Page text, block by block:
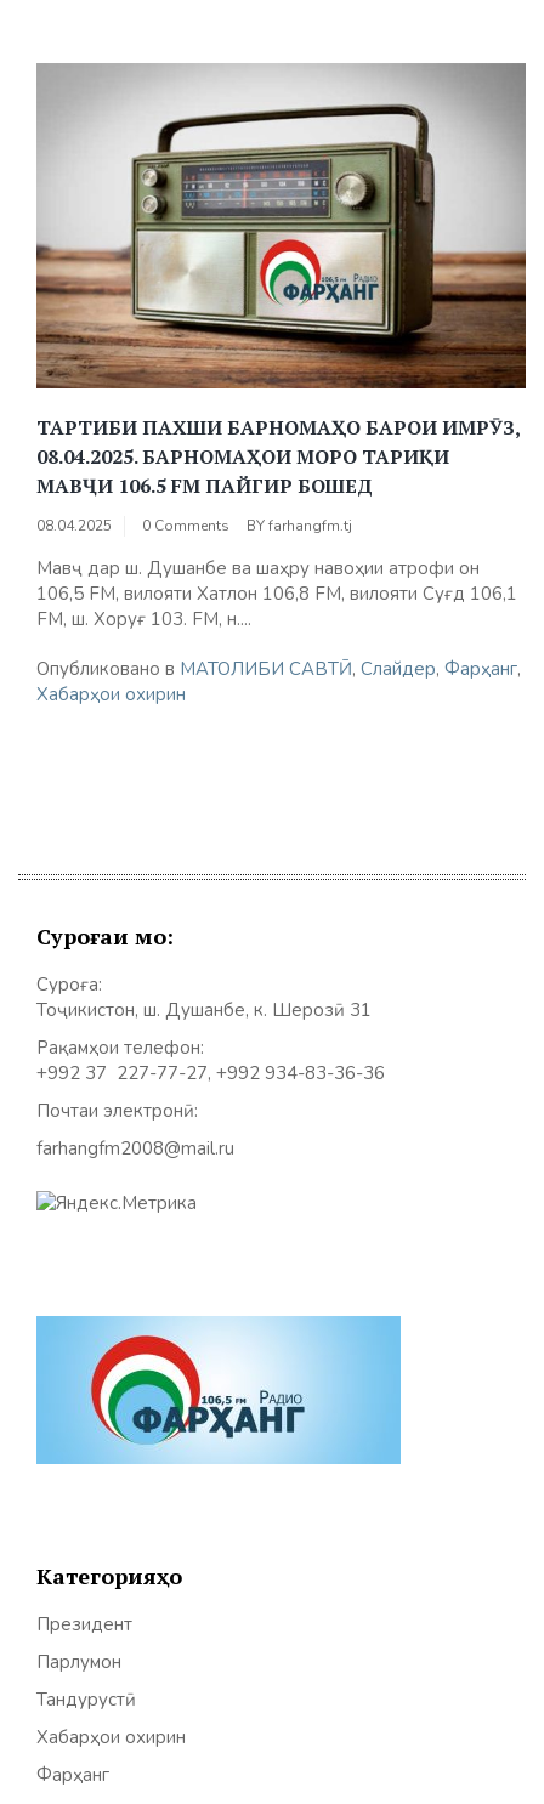
ТАРТИБИ ПАХШИ БАРНОМАҲО БАРОИ ИМРӮЗ,
08.04.2025. БАРНОМАҲОИ МОРО ТАРИҚИ
МАВҶИ 106.5 FM ПАЙГИР БОШЕД
08.04.2025 0 Comments BYfarhangfm.tj
Мавҷ дар ш. Душанбе ва шаҳру навоҳии атрофи он
106,5 FM, вилояти Хатлон 106,8 FМ, вилояти Суғд 106,1
FM, ш. Хоруғ 103. FM, н....
Опубликовано в МАТОЛИБИ САВТӢ, Слайдер, Фарҳанг,
Хабарҳои охирин
Суроғаи мо:
Суроға:
Тоҷикистон, ш. Душанбе, к. Шерозӣ 31
Рақамҳои телефон:
+992 37 227-77-27, +992 934-83-36-36
Почтаи электронӣ:
farhangfm2008@mail.ru
Категорияҳо
Президент
Парлумон
Тандурустӣ
Хабарҳои охирин
Фарҳанг